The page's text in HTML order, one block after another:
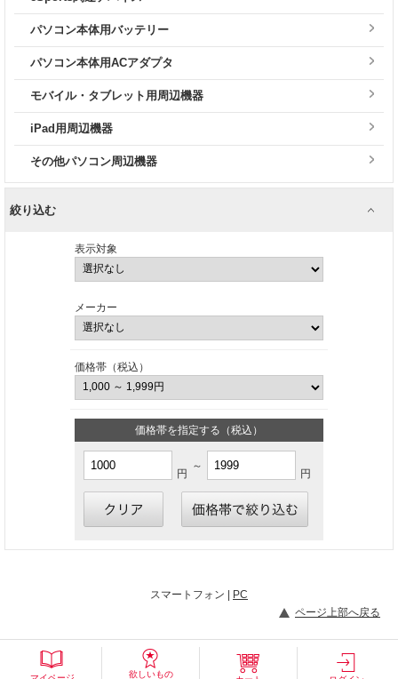
パソコン本体用バッテリー
パソコン本体用ACアダプタ
モバイル・タブレット用周辺機器
iPad用周辺機器
その他パソコン周辺機器
絞り込む
表示対象
メーカー
価格帯（税込）
価格帯を指定する（税込）
円
～
円
スマートフォン | PC
ページ上部へ戻る
欲しいもの